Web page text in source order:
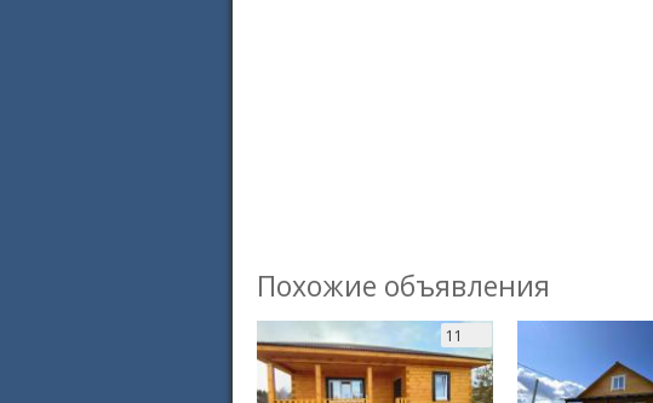
Похожие объявления
11